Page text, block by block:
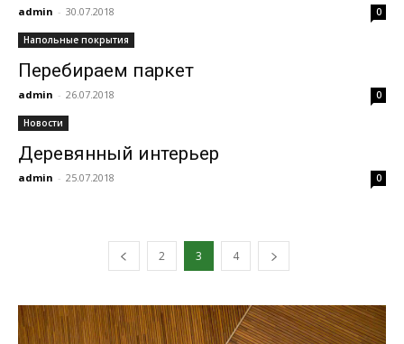
admin - 30.07.2018 0
Напольные покрытия
Перебираем паркет
admin - 26.07.2018 0
Новости
Деревянный интерьер
admin - 25.07.2018 0
2 3 4